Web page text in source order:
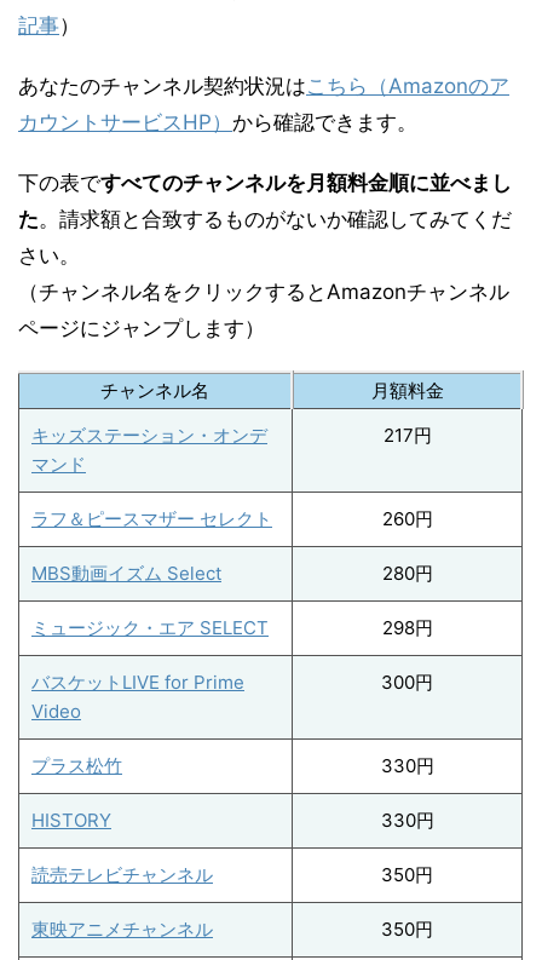
記事）
あなたのチャンネル契約状況はこちら（Amazonのア
カウントサービスHP） から確認できます。
下の表ですべてのチャンネルを月額料金順に並べまし
た。請求額と合致するものがないか確認してみてくだ
さい。
（チャンネル名をクリックするとAmazonチャンネル
ページにジャンプします）
チャンネル名
月額料金
キッズステーション・オンデ
マンド
217円
ラフ＆ピースマザー セレクト 260円
MBS動画イズム Select 280円
ミュージック・エア SELECT 298円
バスケットLIVE for Prime
Video
300円
プラス松竹 330円
HISTORY 330円
読売テレビチャンネル 350円
東映アニメチャンネル 350円